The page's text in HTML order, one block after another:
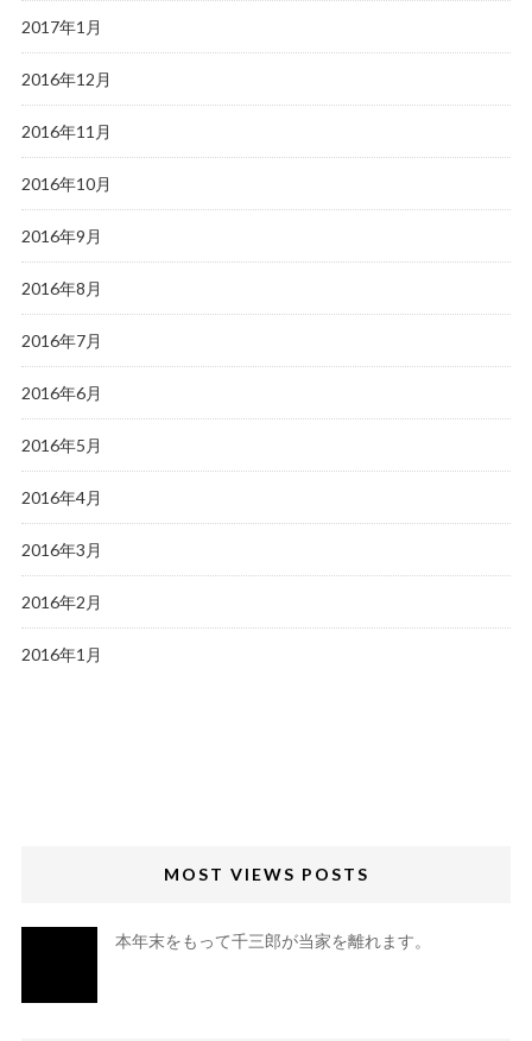
2017年1月
2016年12月
2016年11月
2016年10月
2016年9月
2016年8月
2016年7月
2016年6月
2016年5月
2016年4月
2016年3月
2016年2月
2016年1月
MOST VIEWS POSTS
本年末をもって千三郎が当家を離れます。